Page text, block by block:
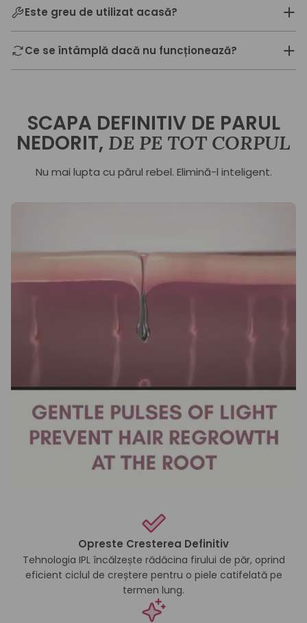
Este greu de utilizat acasă?
Ce se întâmplă dacă nu funcționează?
SCAPA DEFINITIV DE PARUL
NEDORIT, DE PE TOT CORPUL
Nu mai lupta cu părul rebel. Elimină-l inteligent.
Opreste Cresterea Definitiv
Tehnologia IPL încălzește rădăcina firului de păr, oprind
eficient ciclul de creștere pentru o piele catifelată pe
termen lung.